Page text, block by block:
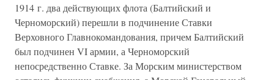
1914 г. два действующих флота (Балтийский и
Черноморский) перешли в подчинение Ставки
Верховного Главнокомандования, причем Балтийский
был подчинен VI армии, а Черноморский
непосредственно Ставке. За Морским министерством